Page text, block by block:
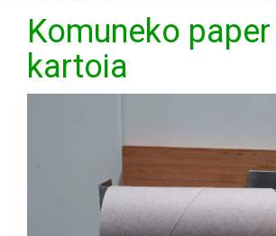
Komuneko paper
kartoia